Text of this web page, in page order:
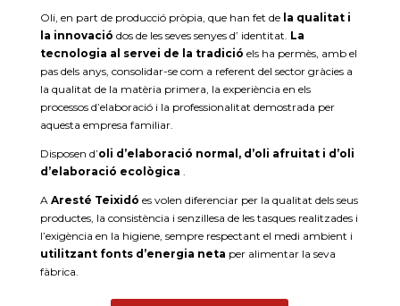
Oli, en part de producció pròpia, que han fet de la qualitat i
la innovació dos de les seves senyes d’ identitat. La
tecnologia al servei de la tradició els ha permès, amb el
pas dels anys, consolidar-se com a referent del sector gràcies a
la qualitat de la matèria primera, la experiència en els
processos d’elaboració i la professionalitat demostrada per
aquesta empresa familiar.
Disposen d’oli d’elaboració normal, d’oli afruitat i d’oli
d’elaboració ecològica
A Aresté Teixidó es volen diferenciar per la qualitat dels seus
productes, la consistència i senzillesa de les tasques realitzades i
l’exigència en la higiene, sempre respectant el medi ambient i
utilitzant fonts d’energia neta per alimentar la seva
fàbrica.